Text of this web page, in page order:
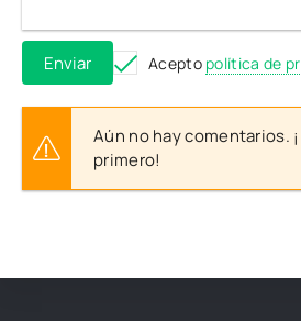
Enviar Acepto política de
Aún no hay comentarios.
primero!